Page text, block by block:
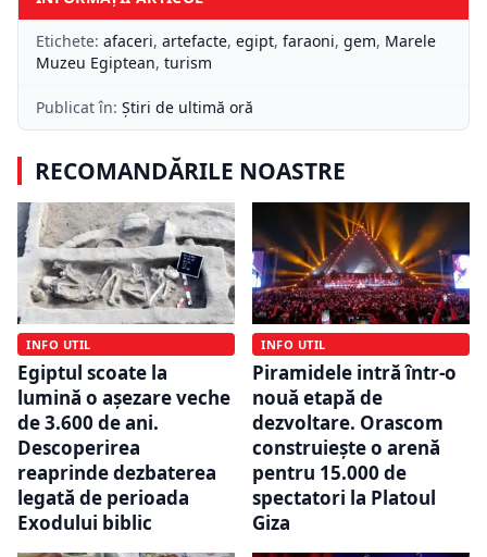
Etichete: afaceri, artefacte, egipt, faraoni, gem, Marele
Muzeu Egiptean, turism
Publicat în: Știri de ultimă oră
RECOMANDĂRILE NOASTRE
INFO UTIL
Egiptul scoate la
lumină o așezare veche
de 3.600 de ani.
Descoperirea
reaprinde dezbaterea
legată de perioada
Exodului biblic
INFO UTIL
Piramidele intră într-o
nouă etapă de
dezvoltare. Orascom
construiește o arenă
pentru 15.000 de
spectatori la Platoul
Giza